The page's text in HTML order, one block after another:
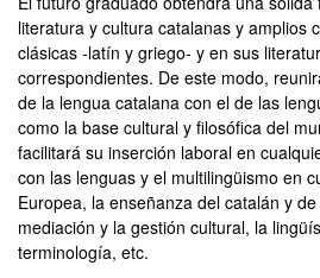
literatura y cultura catalanas y amplios
clásicas -latín y griego- y en sus
correspondientes. De este modo,
de la lengua catalana con el de las
como la base cultural y filosófica del
facilitará su inserción laboral en
con las lenguas y el multilingüismo en
Europea, la enseñanza del catalán y
mediación y la gestión cultural, la
terminología, etc.